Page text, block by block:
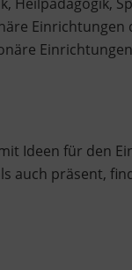
Einrichtungen
Ideen für den
auch präsent,